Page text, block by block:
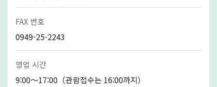
FAX 번호
0949-25-2243
영업 시간
9:00～17:00（관람접수는 16:00까지）